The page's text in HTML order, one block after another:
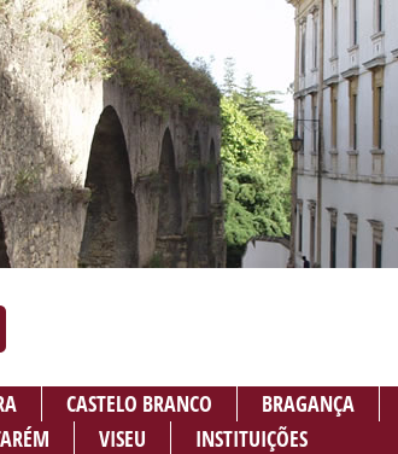
CASTELO BRANCO BRAGANÇA
VISEU
INSTITUIÇÕES